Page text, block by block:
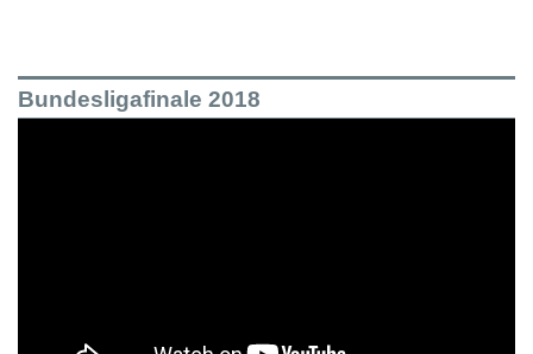
Bundesligafinale 2018